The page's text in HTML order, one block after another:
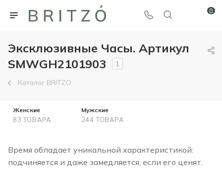
0
Эксклюзивные Часы. Артикул
SMWGH2101903
1
Каталог BRITZO
Женские
83 ТОВАРА
Мужские
244 ТОВАРА
Время обладает уникальной характеристикой:
подчиняется и даже замедляется, если его ценят.